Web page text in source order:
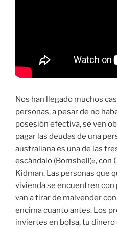
Nos han llegado muchos
personas, a pesar de no
posesión efectiva, se ven
pagar las deudas de una
australiana es una de las
escándalo (Bomshell)», con
Kidman. Las personas que
vivienda se encuentren
van a tirar de malvender
encima cuanto antes. Los
inviertes en bolsa, tu